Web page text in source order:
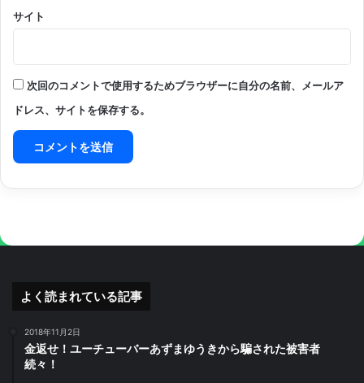
サイト
次回のコメントで使用するためブラウザーに自分の名前、メールア
ドレス、サイトを保存する。
よく読まれている記事
2018年11月2日
金返せ！ユーチューバーあずまゆうきから騙された被害者
続々！